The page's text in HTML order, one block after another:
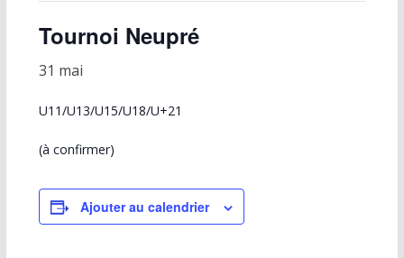
Tournoi Neupré
31 mai
U11/U13/U15/U18/U+21
(à confirmer)
Ajouter au calendrier